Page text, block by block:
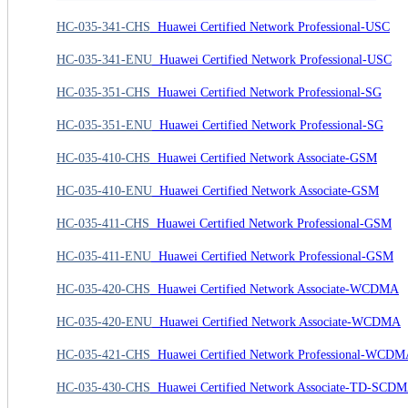
HC-035-341-CHS Huawei Certified Network Professional-USC
HC-035-341-ENU Huawei Certified Network Professional-USC
HC-035-351-CHS Huawei Certified Network Professional-SG
HC-035-351-ENU Huawei Certified Network Professional-SG
HC-035-410-CHS Huawei Certified Network Associate-GSM
HC-035-410-ENU Huawei Certified Network Associate-GSM
HC-035-411-CHS Huawei Certified Network Professional-GSM
HC-035-411-ENU Huawei Certified Network Professional-GSM
HC-035-420-CHS Huawei Certified Network Associate-WCDMA
HC-035-420-ENU Huawei Certified Network Associate-WCDMA
HC-035-421-CHS Huawei Certified Network Professional-
HC-035-430-CHS Huawei Certified Network Associate-TD-